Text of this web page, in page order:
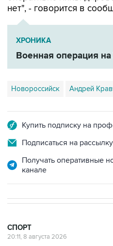
нет", - говорится в
ХРОНИКА
Военная операция
Новороссийск Андрей
Купить подписку на
Подписаться на
Получать оперативные
канале
СПОРТ
20:11, 8 августа 2026